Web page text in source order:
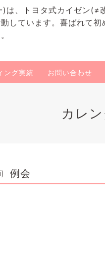
、トヨタ式カイゼン(≠
しています。喜ばれて
ング実績 お問い合わせ
カレ
例会